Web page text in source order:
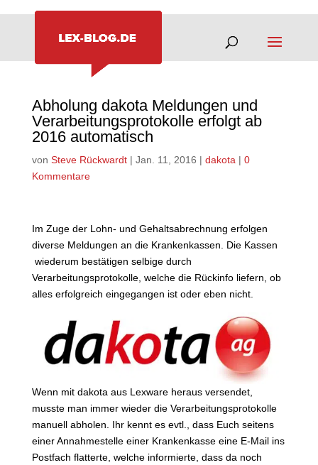
Abholung dakota Meldungen und
Verarbeitungsprotokolle erfolgt ab
2016 automatisch
von Steve Rückwardt| Jan. 11, 2016 | dakota | 0
Kommentare
Im Zuge der Lohn- und Gehaltsabrechnung erfolgen
diverse Meldungen an die Krankenkassen. Die Kassen
wiederum bestätigen selbige durch
Verarbeitungsprotokolle, welche die Rückinfo liefern, ob
alles erfolgreich eingegangen ist oder eben nicht.
Wenn mit dakota aus Lexware heraus versendet,
musste man immer wieder die Verarbeitungsprotokolle
manuell abholen. Ihr kennt es evtl., dass Euch seitens
einer Annahmestelle einer Krankenkasse eine E-Mail ins
Postfach flatterte, welche informierte, dass da noch